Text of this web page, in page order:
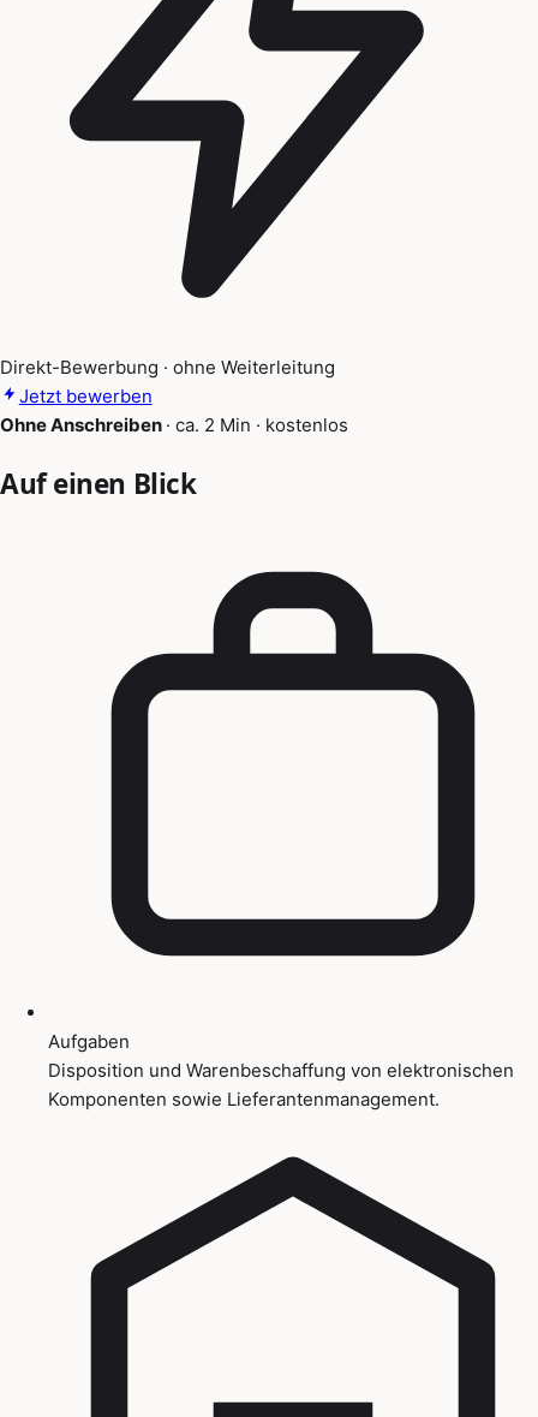
Direkt-Bewerbung · ohne Weiterleitung
Jetzt bewerben
Ohne Anschreiben · ca. 2 Min · kostenlos
Auf einen Blick
Aufgaben
Disposition und Warenbeschaffung von elektronischen
Komponenten sowie Lieferantenmanagement.